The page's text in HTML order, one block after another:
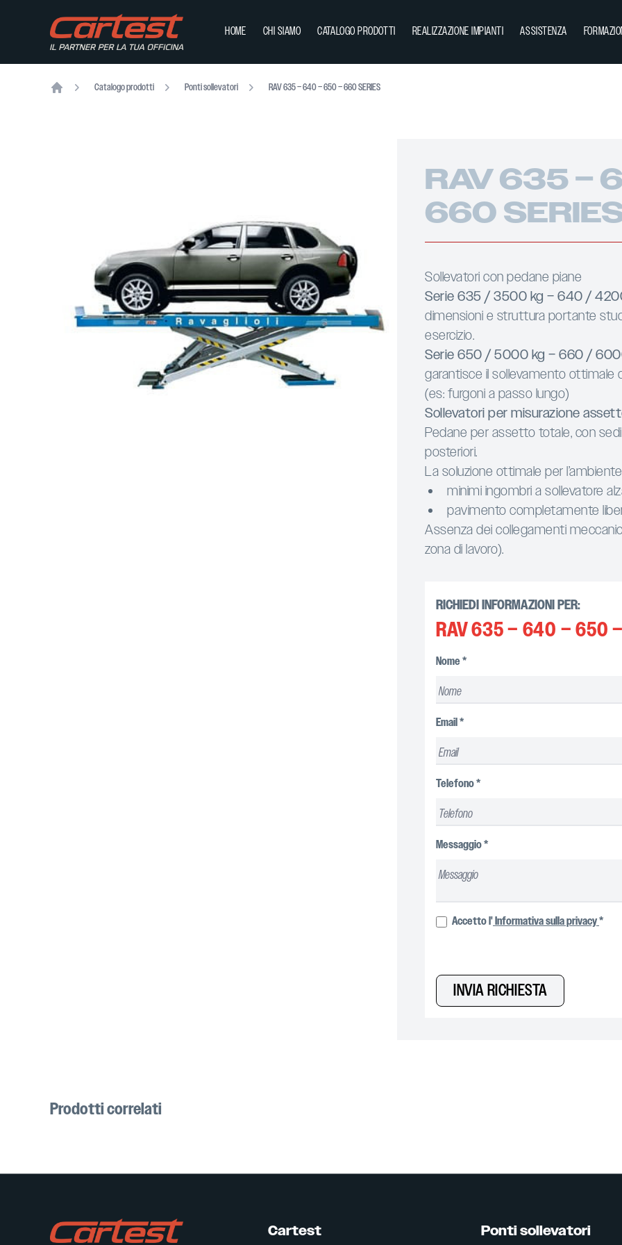
HOME CHI SIAMO CATALOGO PRODOTTI REALIZZAZIONE IMPIANTI ASSISTENZA
Catalogo prodotti Ponti sollevatori RAV 635 – 640 – 650 – 660 SERIES
RAV 635 –
660
Sollevatori con pedane piane
Serie 635 / 3500 kg – 640 /
dimensioni e struttura portante
esercizio.
Serie 650 / 5000 kg – 660 /
garantisce il sollevamento ottimale
(es: furgoni a passo lungo)
Sollevatori per misurazione
Pedane per assetto totale, con
posteriori.
La soluzione ottimale per
minimi ingombri a sollevatore
pavimento completamente
Assenza dei collegamenti
zona di lavoro).
RICHIEDI INFORMAZIONI PER:
RAV 635 – 640 – 650
Nome*
Email*
Telefono*
Messaggio*
Accetto l'Informativa sulla privacy*
INVIA RICHIESTA
Prodotti correlati
Cartest Ponti sollevatori